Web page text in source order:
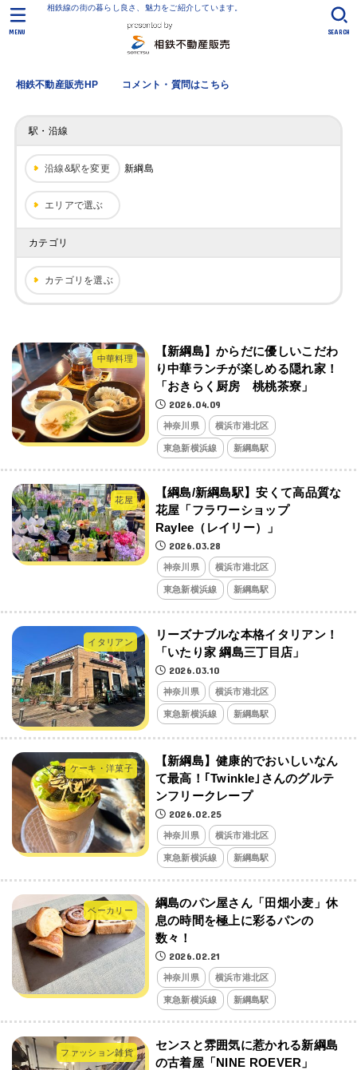
相鉄線の街の暮らし良さ、魅力をご紹介しています。
相鉄不動産販売HP コメント・質問はこちら
SEARCH
MENU
駅・沿線
沿線&駅を変更 新綱島
エリアで選ぶ
カテゴリ
カテゴリを選ぶ
中華料理
【新綱島】からだに優しいこだわ
り中華ランチが楽しめる隠れ家！
「おきらく厨房 桃桃茶寮」
2026.04.09
神奈川県 横浜市港北区
東急新横浜線 新綱島駅
花屋
【綱島/新綱島駅】安くて高品質な
花屋「フラワーショップ
Raylee（レイリー）」
2026.03.28
神奈川県 横浜市港北区
東急新横浜線 新綱島駅
イタリアン
リーズナブルな本格イタリアン！
「いたり家 綱島三丁目店」
2026.03.10
神奈川県 横浜市港北区
東急新横浜線 新綱島駅
ケーキ・洋菓子
【新綱島】健康的でおいしいなん
て最高！｢Twinkle｣さんのグルテ
ンフリークレープ
2026.02.25
神奈川県 横浜市港北区
東急新横浜線 新綱島駅
ベーカリー
綱島のパン屋さん「田畑小麦」休
息の時間を極上に彩るパンの
数々！
2026.02.21
神奈川県 横浜市港北区
東急新横浜線 新綱島駅
ファッション雑貨
センスと雰囲気に惹かれる新綱島
の古着屋「NINE ROEVER」